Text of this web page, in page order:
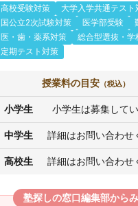
高校受験対策
大学入学共通テスト
国公立2次試験対策
医学部受験
医・歯・薬系対策
総合型選抜・学
定期テスト対策
授業料の目安 （税込）
小学生 小学生は募集して
中学生 詳細はお問い合わせ
高校生 詳細はお問い合わせ
塾探しの窓口編集部から